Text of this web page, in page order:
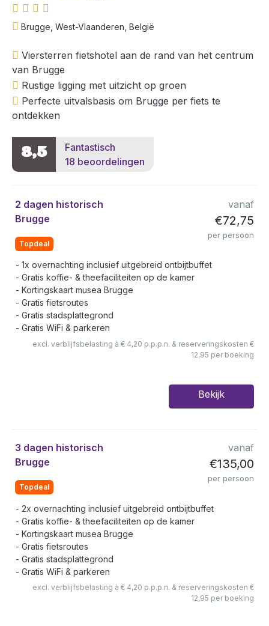
Brugge, West-Vlaanderen, België
Viersterren fietshotel aan de rand van het centrum
van Brugge
Rustige ligging met uitzicht op groen
Perfecte uitvalsbasis om Brugge per fiets te
ontdekken
8,5
Fantastisch
18 beoordelingen
2 dagen historisch
Brugge
Topdeal
vanaf
€72,75
per persoon
1x overnachting inclusief uitgebreid ontbijtbuffet
Gratis koffie- & theefaciliteiten op de kamer
Kortingskaart musea Brugge
Gratis fietsroutes
Gratis stadsplattegrond
Gratis WiFi & parkeren
excl. verblijfsbelasting à € 4,20 p.p.p.n. & reserveringskosten €
12,95 per boeking
Bekijk
3 dagen historisch
Brugge
Topdeal
vanaf
€135,00
per persoon
2x overnachting inclusief uitgebreid ontbijtbuffet
Gratis koffie- & theefaciliteiten op de kamer
Kortingskaart musea Brugge
Gratis fietsroutes
Gratis stadsplattegrond
Gratis WiFi & parkeren
excl. verblijfsbelasting à € 4,20 p.p.p.n. & reserveringskosten €
12,95 per boeking